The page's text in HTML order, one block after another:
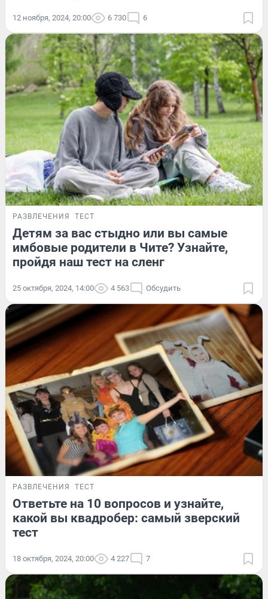
12 ноября, 2024, 20:00 6 730 6
РАЗВЛЕЧЕНИЯ ТЕСТ
Детям за вас стыдно или вы самые
имбовые родители в Чите? Узнайте,
пройдя наш тест на сленг
25 октября, 2024, 14:00 4 563 Обсудить
РАЗВЛЕЧЕНИЯ ТЕСТ
Ответьте на 10 вопросов и узнайте,
какой вы квадробер: самый зверский
тест
18 октября, 2024, 20:00 4 227 7